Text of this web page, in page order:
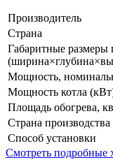
Производитель
Страна
Габаритные размеры
Мощность,
Мощность котла
Площадь обогрева,
Страна производства
Способ установки
Смотреть подробные